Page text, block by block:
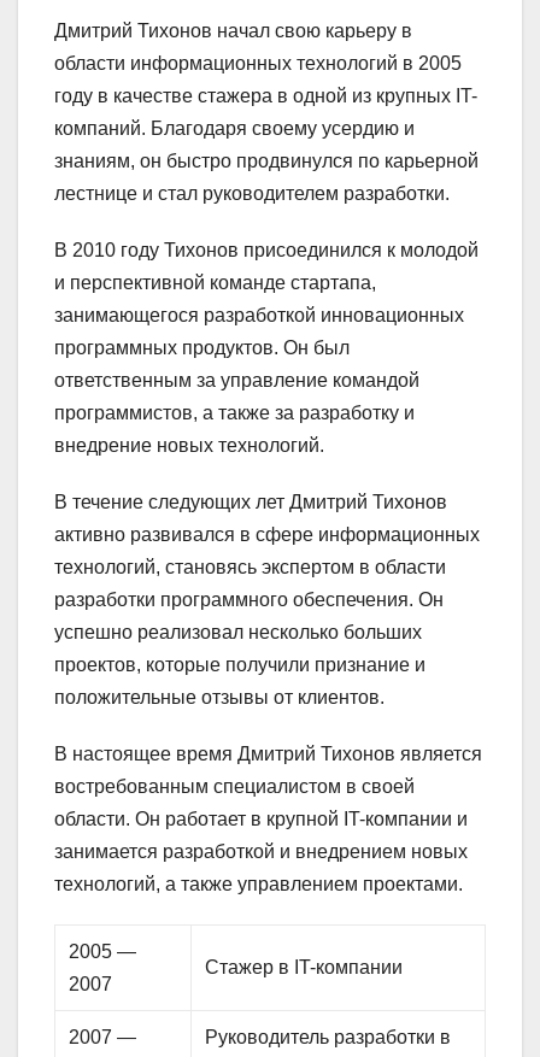
Дмитрий Тихонов начал свою карьеру в
области информационных технологий в 2005
году в качестве стажера в одной из крупных IT-
компаний. Благодаря своему усердию и
знаниям, он быстро продвинулся по карьерной
лестнице и стал руководителем разработки.
В 2010 году Тихонов присоединился к молодой
и перспективной команде стартапа,
занимающегося разработкой инновационных
программных продуктов. Он был
ответственным за управление командой
программистов, а также за разработку и
внедрение новых технологий.
В течение следующих лет Дмитрий Тихонов
активно развивался в сфере информационных
технологий, становясь экспертом в области
разработки программного обеспечения. Он
успешно реализовал несколько больших
проектов, которые получили признание и
положительные отзывы от клиентов.
В настоящее время Дмитрий Тихонов является
востребованным специалистом в своей
области. Он работает в крупной IT-компании и
занимается разработкой и внедрением новых
технологий, а также управлением проектами.
2005 —
2007
Стажер в IT-компании
2007 —
Руководитель разработки в